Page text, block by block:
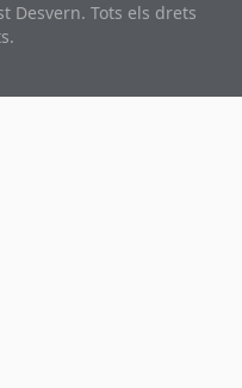
Desvern. Tots els drets